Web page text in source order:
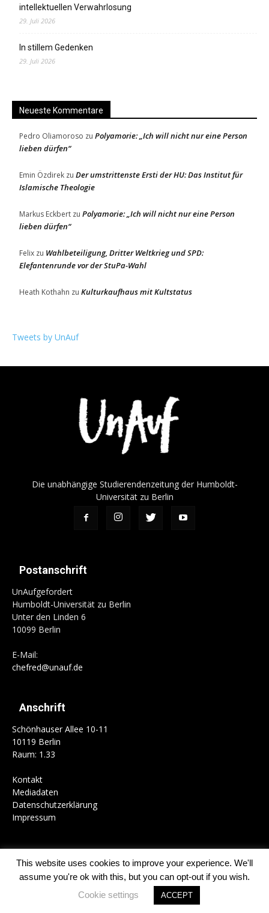
intellektuellen Verwahrlosung
29. Juli 2026
In stillem Gedenken
29. Juli 2026
Neueste Kommentare
Pedro Oliamoroso zu Polyamorie: „Ich will nicht nur eine Person
lieben dürfen“
Emin Özdirek zu Der umstrittenste Ersti der HU: Das Institut für
Islamische Theologie
Markus Eckbert zu Polyamorie: „Ich will nicht nur eine Person
lieben dürfen“
Felix zu Wahlbeteiligung, Dritter Weltkrieg und SPD:
Elefantenrunde vor der StuPa-Wahl
Heath Kothahn zu Kulturkaufhaus mit Kultstatus
Tweets by UnAuf
Die unabhängige Studierendenzeitung der Humboldt-
Universität zu Berlin
Postanschrift
UnAufgefordert
Humboldt-Universität zu Berlin
Unter den Linden 6
10099 Berlin
E-Mail:
chefred@unauf.de
Anschrift
Schönhauser Allee 10-11
10119 Berlin
Raum: 1.33
Kontakt
Mediadaten
Datenschutzerklärung
Impressum
Home Campus Gesellschaft Politik Kultur
Schwerpunkte
Kolumnen
Mitmachen
© 1989-2026 UnAufgefordert
This website uses cookies to improve your experience. We'll
assume you're ok with this, but you can opt-out if you wish.
Cookie settings
ACCEPT